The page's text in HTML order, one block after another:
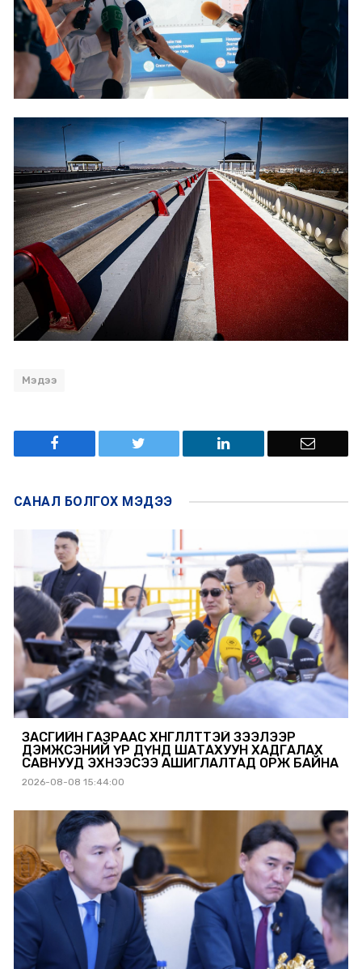
Мэдээ
САНАЛ БОЛГОХ МЭДЭЭ
ЗАСГИЙН ГАЗРААС ХӨНГӨЛӨЛТТЭЙ ЗЭЭЛЭЭР
ДЭМЖСЭНИЙ ҮР ДҮНД ШАТАХУУН ХАДГАЛАХ
САВНУУД ЭХНЭЭСЭЭ АШИГЛАЛТАД ОРЖ БАЙНА
2026-08-08 15:44:00